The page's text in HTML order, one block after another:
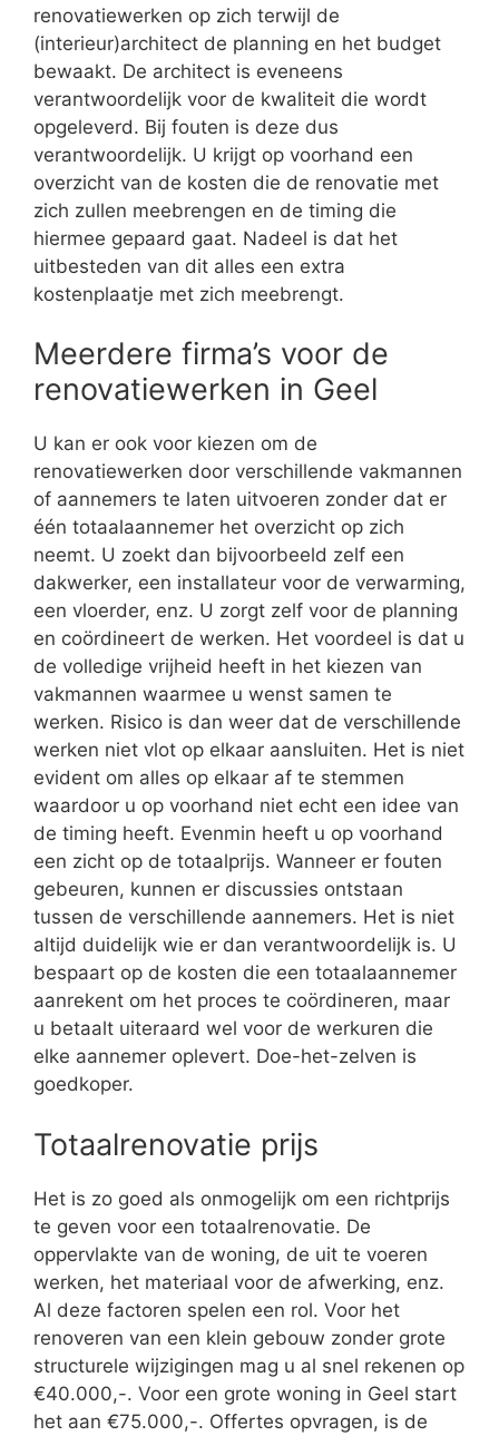
renovatiewerken op zich terwijl de
(interieur)architect de planning en het budget
bewaakt. De architect is eveneens
verantwoordelijk voor de kwaliteit die wordt
opgeleverd. Bij fouten is deze dus
verantwoordelijk. U krijgt op voorhand een
overzicht van de kosten die de renovatie met
zich zullen meebrengen en de timing die
hiermee gepaard gaat. Nadeel is dat het
uitbesteden van dit alles een extra
kostenplaatje met zich meebrengt.
Meerdere firma’s voor de
renovatiewerken in Geel
U kan er ook voor kiezen om de
renovatiewerken door verschillende vakmannen
of aannemers te laten uitvoeren zonder dat er
één totaalaannemer het overzicht op zich
neemt. U zoekt dan bijvoorbeeld zelf een
dakwerker, een installateur voor de verwarming,
een vloerder, enz. U zorgt zelf voor de planning
en coördineert de werken. Het voordeel is dat u
de volledige vrijheid heeft in het kiezen van
vakmannen waarmee u wenst samen te
werken. Risico is dan weer dat de verschillende
werken niet vlot op elkaar aansluiten. Het is niet
evident om alles op elkaar af te stemmen
waardoor u op voorhand niet echt een idee van
de timing heeft. Evenmin heeft u op voorhand
een zicht op de totaalprijs. Wanneer er fouten
gebeuren, kunnen er discussies ontstaan
tussen de verschillende aannemers. Het is niet
altijd duidelijk wie er dan verantwoordelijk is. U
bespaart op de kosten die een totaalaannemer
aanrekent om het proces te coördineren, maar
u betaalt uiteraard wel voor de werkuren die
elke aannemer oplevert. Doe-het-zelven is
goedkoper.
Totaalrenovatie prijs
Het is zo goed als onmogelijk om een richtprijs
te geven voor een totaalrenovatie. De
oppervlakte van de woning, de uit te voeren
werken, het materiaal voor de afwerking, enz.
Al deze factoren spelen een rol. Voor het
renoveren van een klein gebouw zonder grote
structurele wijzigingen mag u al snel rekenen op
€40.000,-. Voor een grote woning in Geel start
het aan €75.000,-. Offertes opvragen, is de